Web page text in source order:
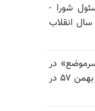
شورا -
سال انقلاب
در
سالگرد قتل‌عام ۳۰ هزار لاله‌های بهمن ۵۷ در